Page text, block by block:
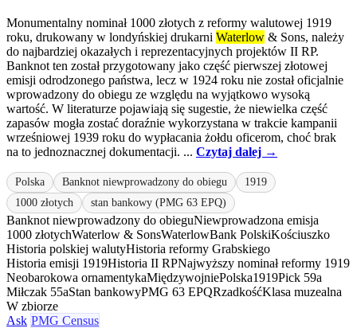
Monumentalny nominał 1000 złotych z reformy walutowej 1919
roku, drukowany w londyńskiej drukarni Waterlow & Sons, należy
do najbardziej okazałych i reprezentacyjnych projektów II RP.
Banknot ten został przygotowany jako część pierwszej złotowej
emisji odrodzonego państwa, lecz w 1924 roku nie został oficjalnie
wprowadzony do obiegu ze względu na wyjątkowo wysoką
wartość. W literaturze pojawiają się sugestie, że niewielka część
zapasów mogła zostać doraźnie wykorzystana w trakcie kampanii
wrześniowej 1939 roku do wypłacania żołdu oficerom, choć brak
na to jednoznacznej dokumentacji. ... Czytaj dalej →
Polska Banknot niewprowadzony do obiegu
1919
1000 złotych
stan bankowy (PMG 63 EPQ)
Banknot niewprowadzony do obieguNiewprowadzona emisja
1000 złotychWaterlow & SonsWaterlowBank PolskiKościuszko
Historia polskiej walutyHistoria reformy Grabskiego
Historia emisji 1919Historia II RPNajwyższy nominał reformy 1919
Neobarokowa ornamentykaMiędzywojniePolska1919Pick 59a
Miłczak 55aStan bankowyPMG 63 EPQRzadkośćKlasa muzealna
W zbiorze
Ask PMG Census